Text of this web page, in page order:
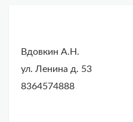
Вдовкин А.Н.
ул. Ленина д. 53
8364574888